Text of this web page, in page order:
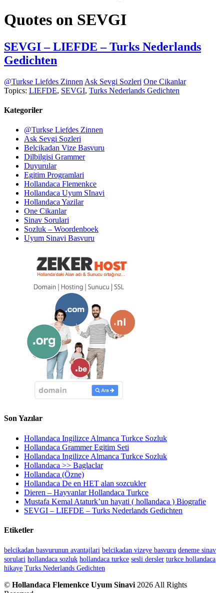
Quotes on SEVGI
SEVGI – LIEFDE – Turks Nederlands
Gedichten
@Turkse Liefdes Zinnen Ask Sevgi Sozleri One Cikanlar
Topics: LIEFDE, SEVGI, Turks Nederlands Gedichten
Kategoriler
@Turkse Liefdes Zinnen
Ask Sevgi Sozleri
Belcikadan Vize Basvuru
Dilbilgisi Grammer
Duyurular
Egitim Programlari
Hollandaca Flemenkce
Hollandaca Uyum SInavi
Hollandaca Yazilar
One Cikanlar
Sinav Sorulari
Sozluk – Woordenboek
Uyum Sinavi Basvuru
Son Yazılar
Hollandaca Ingilizce Almanca Turkce Sozluk
Hollandaca Grammer Egitim Seti
Hollandaca Ingilizce Almanca Turkce Sozluk
Hollandaca >> Baglaclar
Hollandaca (Özne)
Hollandaca De en HET alan sozcukler
Dieren – Hayvanlar Hollandaca Turkce
Mustafa Kemal Ataturk’un hayati ( hollandaca ) Biografie
SEVGI – LIEFDE – Turks Nederlands Gedichten
Etiketler
belcikadan basvurunun avantajlari belcikadan vizeye basvuru deneme sinav
sorulari hollandaca sozluk hollandaca turkce sesli dersler turkce hollandaca
hikaye Turks Nederlands Gedichten
© Hollandaca Flemenkce Uyum Sinavi 2026 All Rights